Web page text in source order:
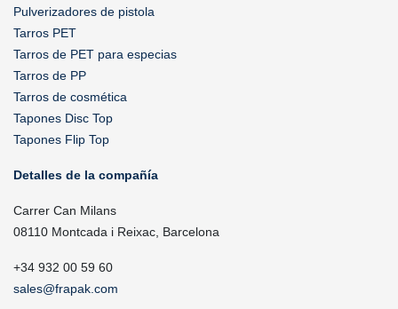
Pulverizadores de pistola
Tarros PET
Tarros de PET para especias
Tarros de PP
Tarros de cosmética
Tapones Disc Top
Tapones Flip Top
Detalles de la compañía
Carrer Can Milans
08110 Montcada i Reixac, Barcelona
+34 932 00 59 60
sales@frapak.com